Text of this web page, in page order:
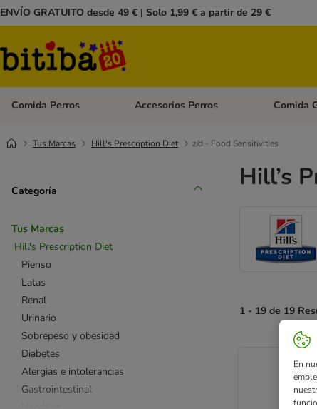
ENVÍO GRATUITO desde 49 € | Solo 1,99 € a partir de 29 €
Comida Perros Menú de categoria abierto: Comida Perros
Accesorios Perros Menú de
Comida
Tus Marcas Hill's Prescription Diet z/d - Food Sensitivities
Categoría
Tus Marcas
Hill's Prescription Diet
Pienso
Latas
Renal
Urinario
Sobrepeso y obesidad
Diabetes
Alergias e intolerancias
Gastrointestinal
Hill’s
1 - 19 de 19
En